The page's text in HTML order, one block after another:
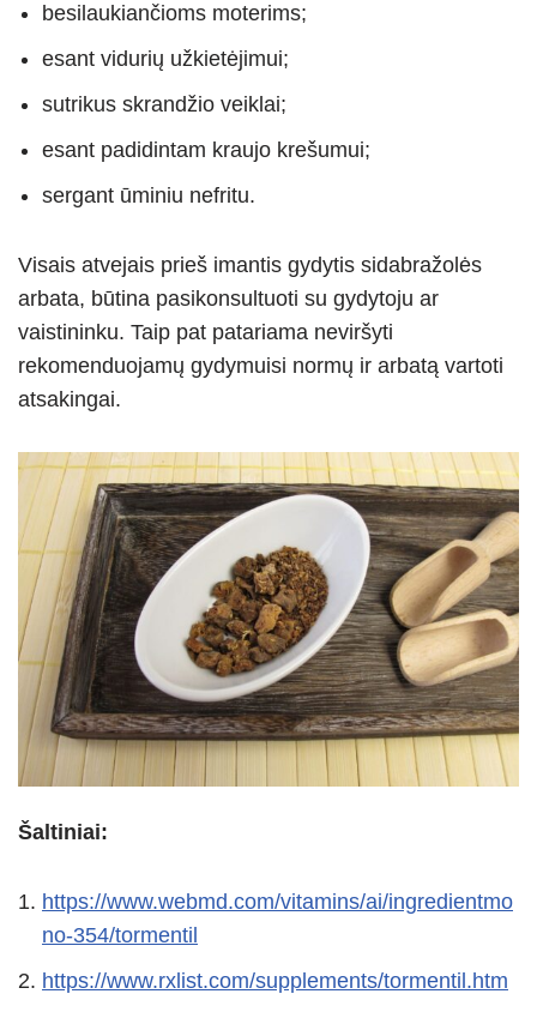
besilaukiančioms moterims;
esant vidurių užkietėjimui;
sutrikus skrandžio veiklai;
esant padidintam kraujo krešumui;
sergant ūminiu nefritu.
Visais atvejais prieš imantis gydytis sidabražolės
arbata, būtina pasikonsultuoti su gydytoju ar
vaistininku. Taip pat patariama neviršyti
rekomenduojamų gydymuisi normų ir arbatą vartoti
atsakingai.
Šaltiniai:
https://www.webmd.com/vitamins/ai/ingredientmo
no-354/tormentil
https://www.rxlist.com/supplements/tormentil.htm